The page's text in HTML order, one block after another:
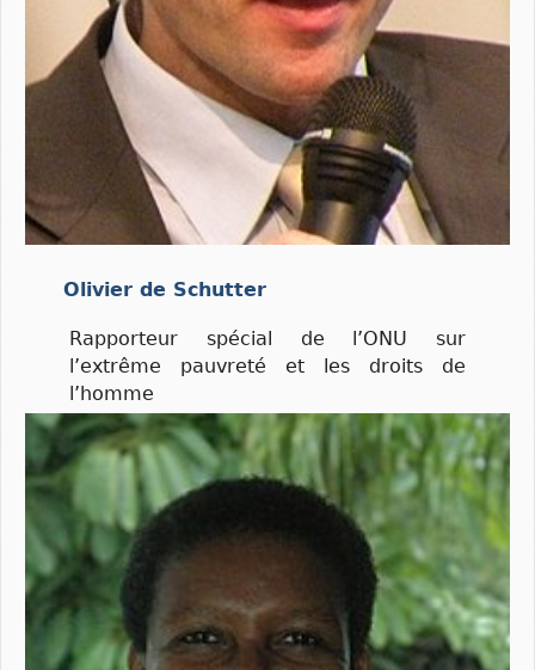
Olivierde Schutter
Rapporteur spécial de l’ONU sur
l’extrême pauvreté et les droits de
l’homme